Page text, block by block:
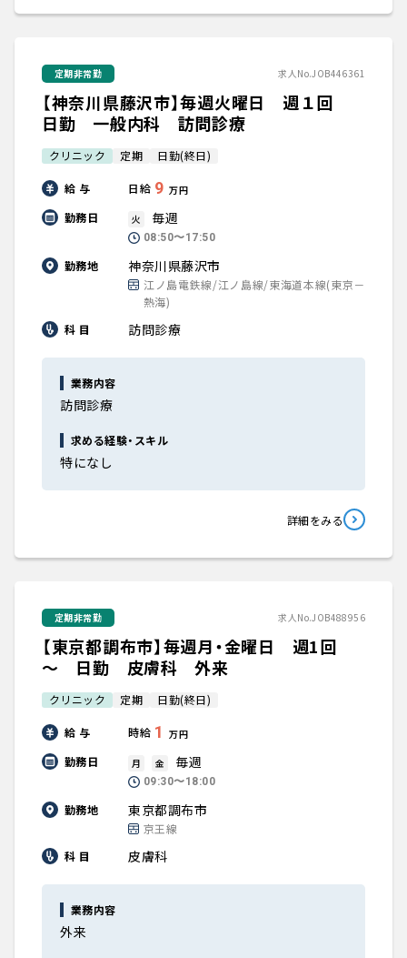
定期非常勤 求人No.JOB446361
【神奈川県藤沢市】毎週火曜日 週１回
日勤 一般内科 訪問診療
クリニック 定期 日勤(終日)
給 与 日給 9 万円
勤務日 火 毎週
08:50〜17:50
勤務地 神奈川県藤沢市
江ノ島電鉄線/江ノ島線/東海道本線(東京－
熱海)
科 目
訪問診療
業務内容
訪問診療
求める経験・スキル
特になし
詳細をみる
定期非常勤 求人No.JOB488956
【東京都調布市】毎週月・金曜日 週1回
～ 日勤 皮膚科 外来
クリニック 定期 日勤(終日)
給 与 時給 1 万円
勤務日 月 金 毎週
09:30〜18:00
勤務地 東京都調布市
京王線
科 目
皮膚科
業務内容
外来